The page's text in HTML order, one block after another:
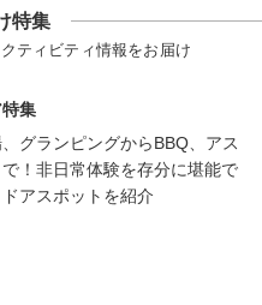
特集
ティビティ情報をお届け
集
グランピングからBBQ、アス
！非日常体験を存分に堪能で
アスポットを紹介